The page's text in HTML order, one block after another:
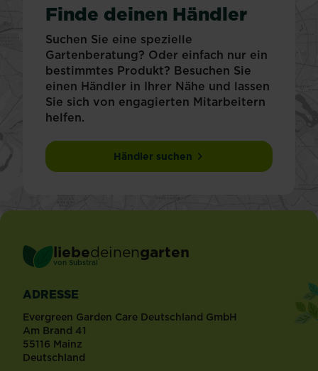
Finde deinen Händler
Suchen Sie eine spezielle
Gartenberatung? Oder einfach nur ein
bestimmtes Produkt? Besuchen Sie
einen Händler in Ihrer Nähe und lassen
Sie sich von engagierten Mitarbeitern
helfen.
Händler suchen
liebedeinengarten
von Substral ®
ADRESSE
Evergreen Garden Care Deutschland GmbH
Am Brand 41
55116 Mainz
Deutschland